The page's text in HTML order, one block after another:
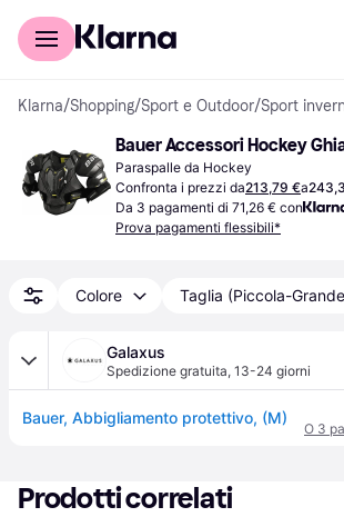
Per il tuo shopping
Klarna/Shopping/Sport e Outdoor/Sport
Bauer Accessori Hockey
Paraspalle da Hockey
Confronta i prezzi da213,79 €a
Da 3 pagamenti di 71,26 € con
Prova pagamenti flessibili*
Colore Taglia (Piccola-
Galaxus
Spedizione gratuita, 13-24 giorni
Bauer, Abbigliamento protettivo, (M)
O 3
Prodotti correlati